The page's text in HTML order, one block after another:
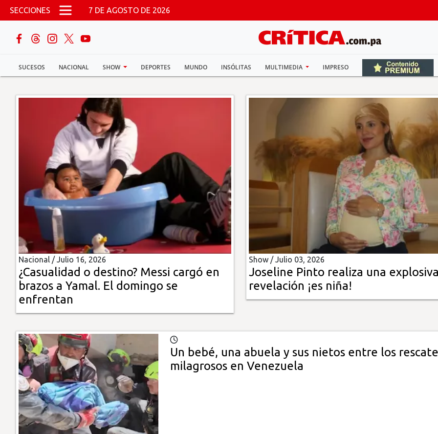
Pasar al contenido principal
SECCIONES 7 DE AGOSTO DE 2026
SUCESOS NACIONAL SHOW DEPORTES MUNDO INSÓLITAS MULTIMEDIA IMPRESO
buscar
Sucesos
Nacional
Mundo
Insólitas
Multimedia
Impreso
Nacional /Julio 16, 2026
¿Casualidad o destino? Messi cargó en
brazos a Yamal. El domingo se
enfrentan
Show /Julio 03, 2026
Joseline Pinto realiza una
revelación ¡es niña!
Un bebé, una abuela y sus nietos entre los
milagrosos en Venezuela